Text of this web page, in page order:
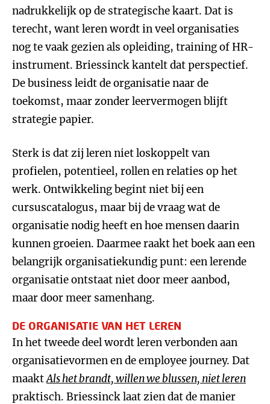
nadrukkelijk op de strategische kaart. Dat is
terecht, want leren wordt in veel organisaties
nog te vaak gezien als opleiding, training of HR-
instrument. Briessinck kantelt dat perspectief.
De business leidt de organisatie naar de
toekomst, maar zonder leervermogen blijft
strategie papier.
Sterk is dat zij leren niet loskoppelt van
profielen, potentieel, rollen en relaties op het
werk. Ontwikkeling begint niet bij een
cursuscatalogus, maar bij de vraag wat de
organisatie nodig heeft en hoe mensen daarin
kunnen groeien. Daarmee raakt het boek aan een
belangrijk organisatiekundig punt: een lerende
organisatie ontstaat niet door meer aanbod,
maar door meer samenhang.
DE ORGANISATIE VAN HET LEREN
In het tweede deel wordt leren verbonden aan
organisatievormen en de employee journey. Dat
maaktAls het brandt, willen we blussen, niet leren
praktisch. Briessinck laat zien dat de manier